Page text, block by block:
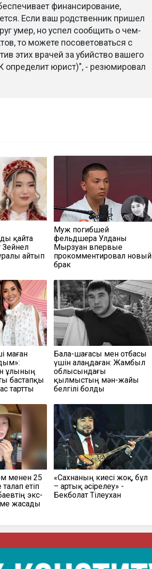
финансирование,
Если ваш родственник пришел
умер, но успел сообщить о чем-
то можете посоветоваться с
этих врачей за убийство вашего
определит юрист)", - резюмировал
қайта
Зейнел
айтып
Муж погибшей
фельдшера Улданы
Мырзуан впервые
прокомментировал новый
брак
маған
ұлының
бастапқы
тартты
Бала-шағасы мен отбасы
үшін алаңдаған: Жамбыл
облысындағы
қылмыстың мән-жайы
белгілі болды
менен 25
етіп
экс-
жасады
«Сахнаның киесі жоқ, бұл
– артық әсірелеу» -
Бекболат Тілеухан